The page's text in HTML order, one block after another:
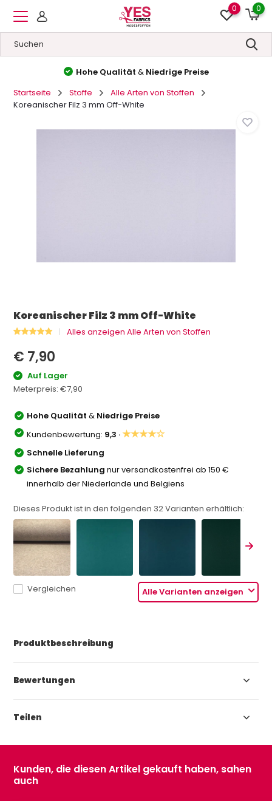
0 0
Hohe Qualität & Niedrige Preise
Startseite
Stoffe
Alle Arten von Stoffen
Koreanischer Filz 3 mm Off-White
Koreanischer Filz 3 mm Off-White
Alles anzeigen Alle Arten von Stoffen
€ 7,90
Auf Lager
Meterpreis:€7,90
Hohe Qualität& Niedrige Preise
Kundenbewertung: 9,3 ·★★★★☆
Schnelle Lieferung
Sichere Bezahlung nur versandkostenfrei ab 150 €
innerhalb der Niederlande und Belgiens
Dieses Produkt ist in den folgenden 32Varianten erhältlich:
Alle Varianten anzeigen
Vergleichen
Produktbeschreibung
Bewertungen
Teilen
Kunden, die diesen Artikel gekauft haben, sahen
auch